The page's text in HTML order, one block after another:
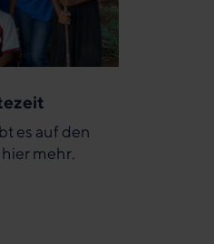
es auf den
mehr.